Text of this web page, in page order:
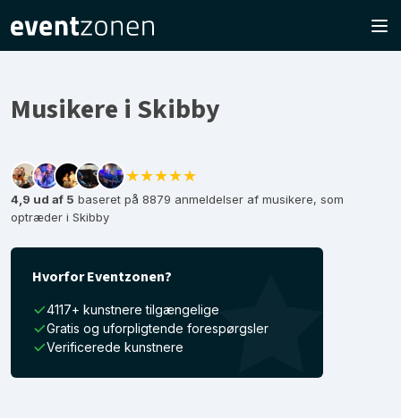
Musikere i Skibby
★★★★★
4,9 ud af 5 baseret på 8879 anmeldelser af musikere, som
optræder i Skibby
Hvorfor Eventzonen?
4117+ kunstnere tilgængelige
Gratis og uforpligtende forespørgsler
Verificerede kunstnere